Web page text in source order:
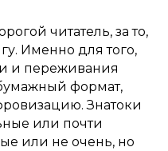
читатель, за то,
Именно для того,
и переживания
формат,
Знатоки
или почти
или не очень, но